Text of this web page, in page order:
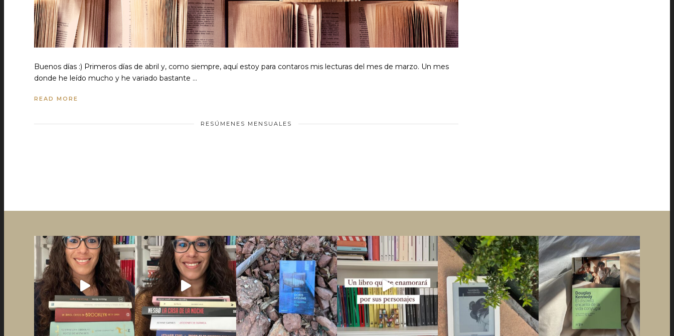
Buenos días :) Primeros días de abril y, como siempre, aquí estoy para contaros mis lecturas del mes de marzo. Un mes
donde he leído mucho y he variado bastante …
READ MORE
RESÚMENES MENSUALES